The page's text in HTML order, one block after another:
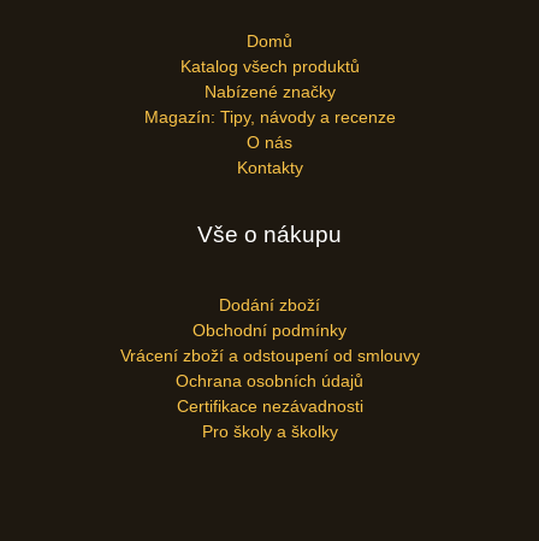
Domů
Katalog všech produktů
Nabízené značky
Magazín: Tipy, návody a recenze
O nás
Kontakty
Vše o nákupu
Dodání zboží
Obchodní podmínky
Vrácení zboží a odstoupení od smlouvy
Ochrana osobních údajů
Certifikace nezávadnosti
Pro školy a školky